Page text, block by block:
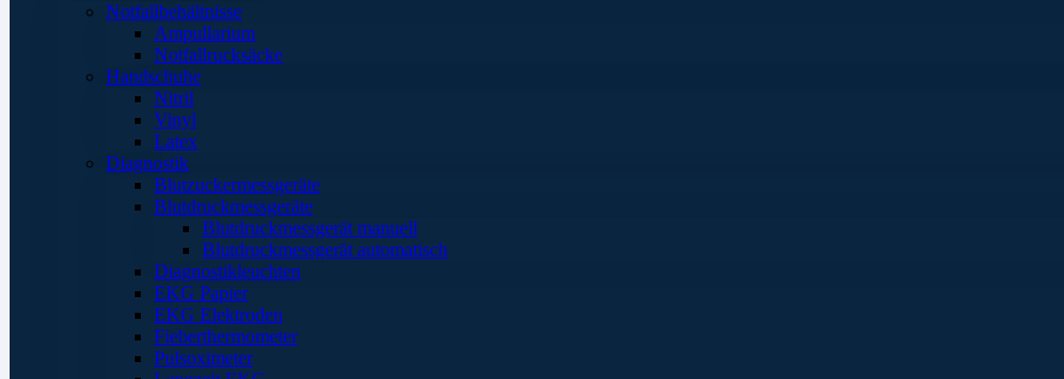
Notfallbehältnisse
Ampullarium
Notfallrucksäcke
Handschuhe
Nitril
Vinyl
Latex
Diagnostik
Blutzuckermessgeräte
Blutdruckmessgeräte
Blutdruckmessgerät manuell
Blutdruckmessgerät automatisch
Diagnostikleuchten
EKG Papier
EKG Elektroden
Fieberthermometer
Pulsoximeter